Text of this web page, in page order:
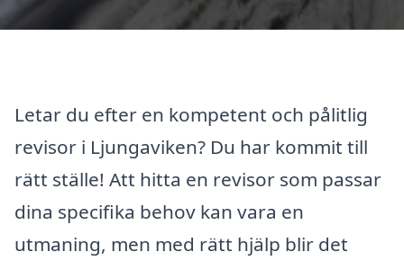
Letar du efter en kompetent och pålitlig
revisor i Ljungaviken? Du har kommit till
rätt ställe! Att hitta en revisor som passar
dina specifika behov kan vara en
utmaning, men med rätt hjälp blir det